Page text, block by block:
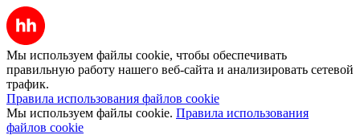
Мы используем файлы cookie, чтобы обеспечивать
правильную работу нашего веб-сайта и анализировать сетевой
трафик.
Правила использования файлов cookie
Мы используем файлы cookie. Правила использования
файлов cookie